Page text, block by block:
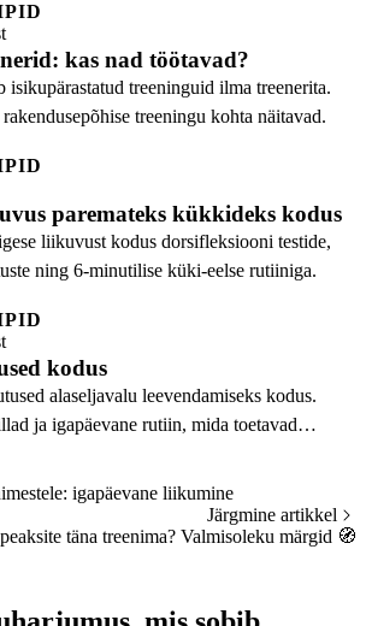
kas nad töötavad?
treeninguid ilma treenerita.
treeningu kohta näitavad.
paremateks kükkideks kodus
liikuvust kodus dorsifleksiooni testide,
ning 6-minutilise küki-eelse rutiiniga.
kodus
alaseljavalu leevendamiseks kodus.
ja igapäevane rutiin, mida toetavad
igapäevane liikumine
Järgmine artikkel
täna treenima? Valmisoleku märgid 🧭